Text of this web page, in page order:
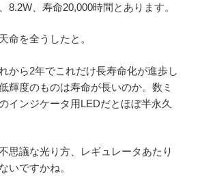
8.2W、寿命20,000時間とあります。
命を全うしたと。
から2年でこれだけ長寿命化が進歩し
輝度のものは寿命が長いのか。数ミ
インジケータ用LEDだとほぼ半永久
思議な光り方、レギュレータあたり
いですかね。